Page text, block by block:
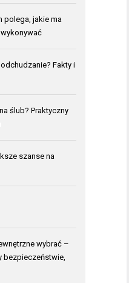
polega, jakie ma
Fakty i
ślub? Praktyczny
szanse na
wybrać –
bezpieczeństwie,